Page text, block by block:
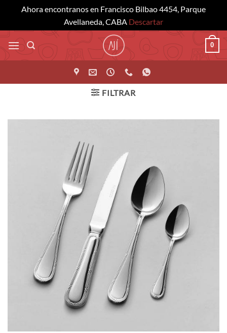
Ahora encontranos en Francisco Bilbao 4454, Parque
Avellaneda, CABA Descartar
Saltar
al
contenido
0
FILTRAR